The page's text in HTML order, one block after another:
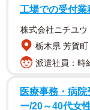
工場での受付業
株式会社ニチユウ
栃木県 芳賀町
派遣社員：時
医療事務・病
ー/20～40代女